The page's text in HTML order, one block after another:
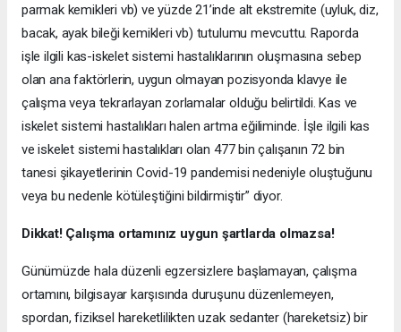
parmak kemikleri vb) ve yüzde 21’inde alt ekstremite (uyluk, diz,
bacak, ayak bileği kemikleri vb) tutulumu mevcuttu. Raporda
işle ilgili kas-iskelet sistemi hastalıklarının oluşmasına sebep
olan ana faktörlerin, uygun olmayan pozisyonda klavye ile
çalışma veya tekrarlayan zorlamalar olduğu belirtildi. Kas ve
iskelet sistemi hastalıkları halen artma eğiliminde. İşle ilgili kas
ve iskelet sistemi hastalıkları olan 477 bin çalışanın 72 bin
tanesi şikayetlerinin Covid-19 pandemisi nedeniyle oluştuğunu
veya bu nedenle kötüleştiğini bildirmiştir” diyor.
Dikkat! Çalışma ortamınız uygun şartlarda olmazsa!
Günümüzde hala düzenli egzersizlere başlamayan, çalışma
ortamını, bilgisayar karşısında duruşunu düzenlemeyen,
spordan, fiziksel hareketlilikten uzak sedanter (hareketsiz) bir